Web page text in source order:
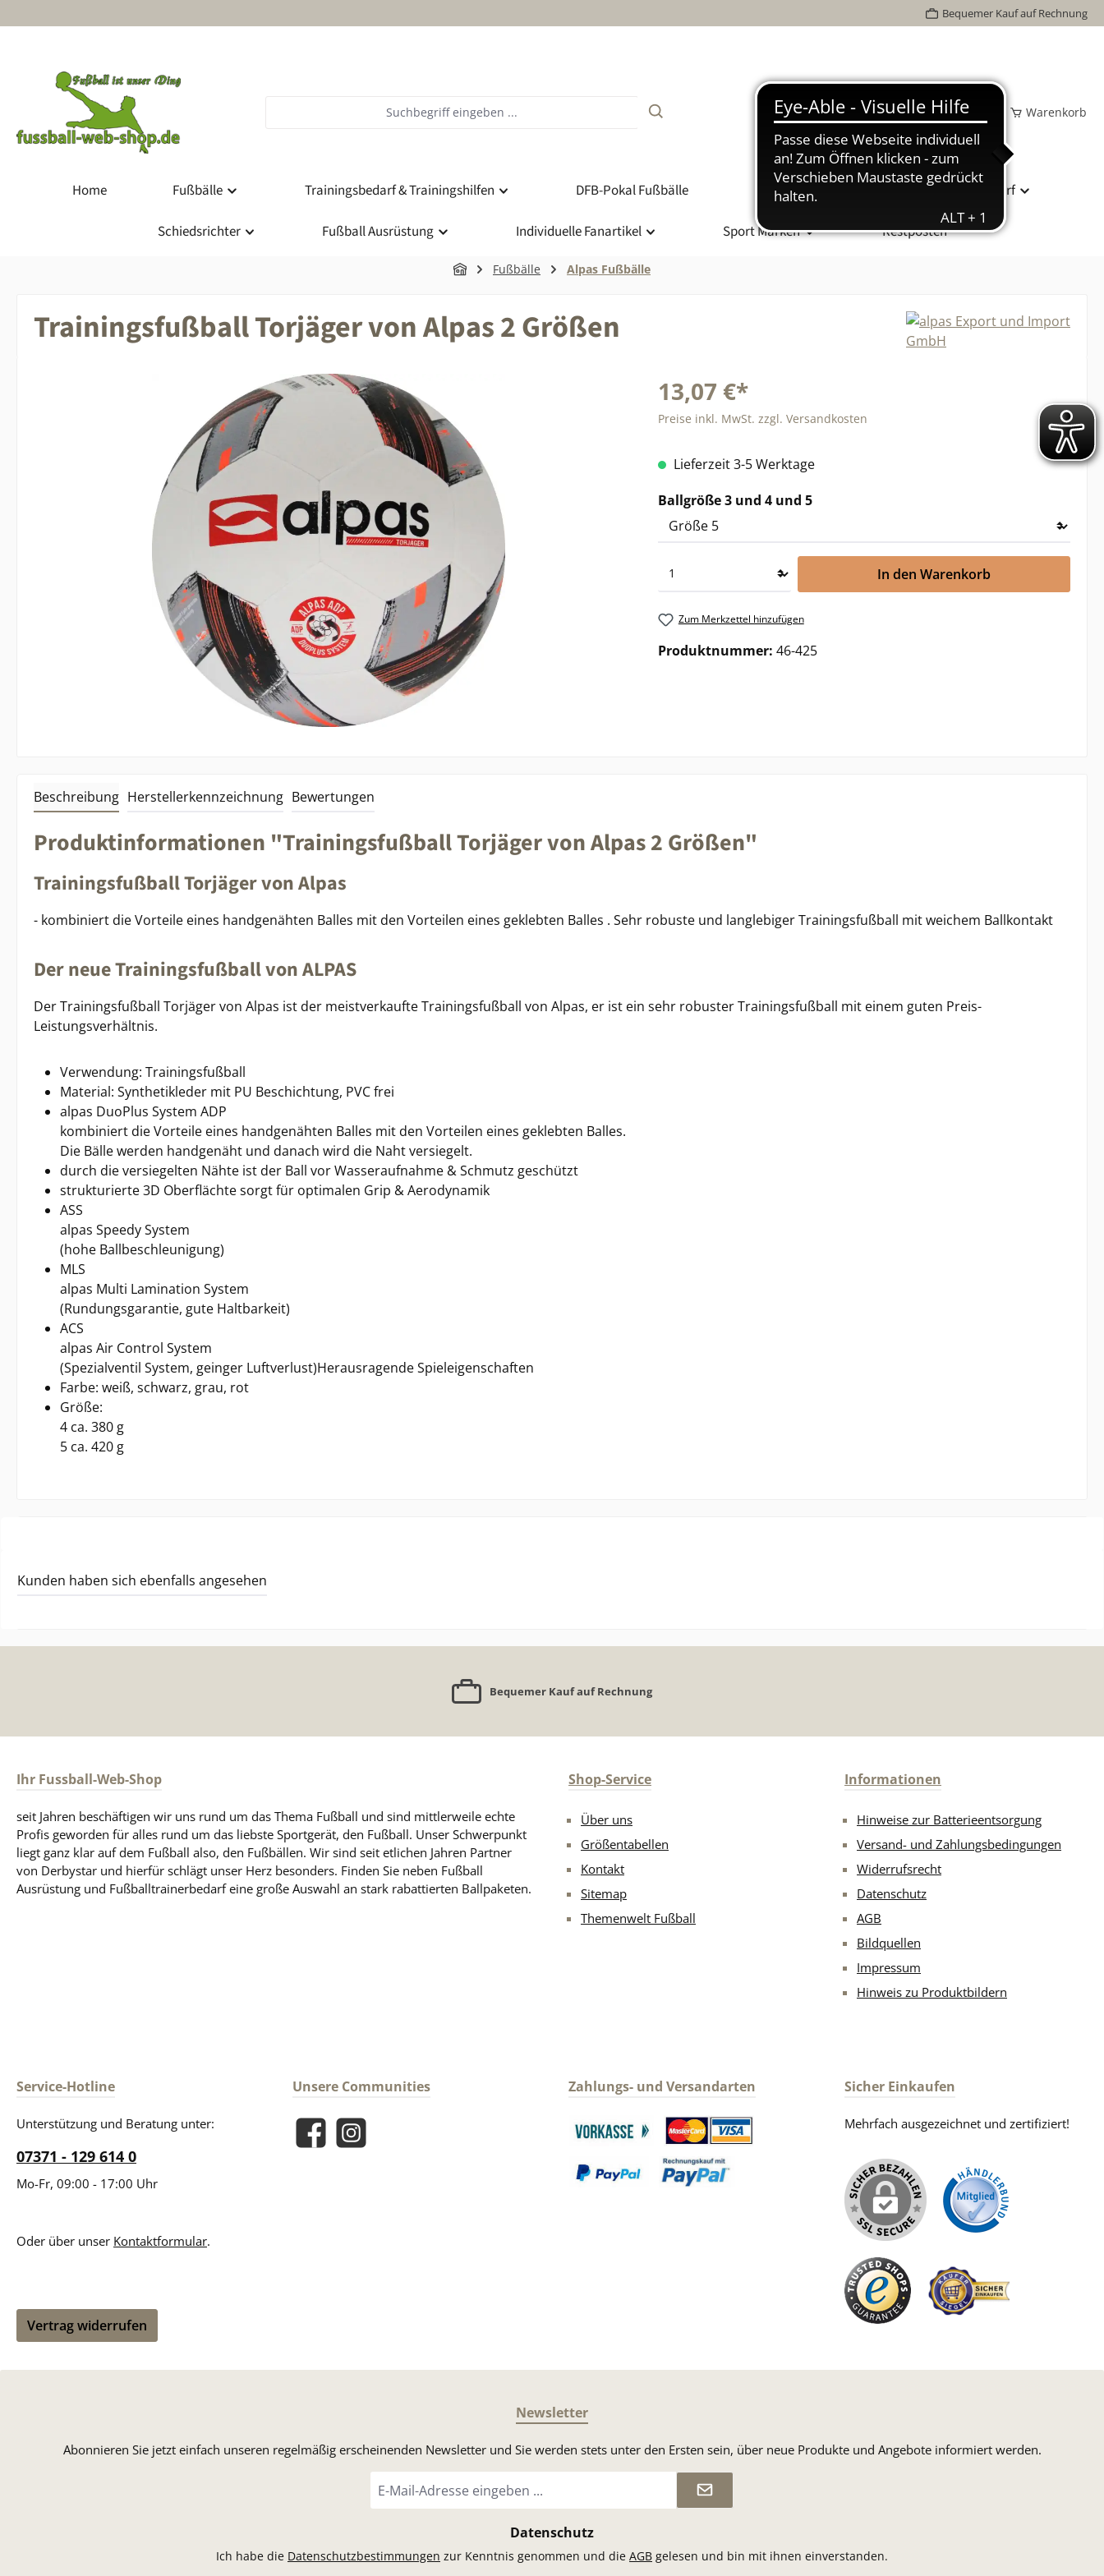
Bequemer Kauf auf Rechnung
Wunschzettel Mein Konto Warenkorb
Home Fußbälle Trainingsbedarf & Trainingshilfen DFB-Pokal Fußbälle Bundesliga Spielball Vereinsbedarf
Schiedsrichter Fußball Ausrüstung Individuelle Fanartikel Sport Marken Restposten
Fußbälle Alpas Fußbälle
Trainingsfußball Torjäger von Alpas 2 Größen
13,07 €*
Preise inkl. MwSt. zzgl. Versandkosten
Lieferzeit 3-5 Werktage
Ballgröße 3 und 4 und 5auswählen
In den Warenkorb
Zum Merkzettel hinzufügen
Produktnummer: 46-425
Beschreibung Herstellerkennzeichnung Bewertungen
Produktinformationen "Trainingsfußball Torjäger von Alpas 2 Größen"
Trainingsfußball Torjäger von Alpas
- kombiniert die Vorteile eines handgenähten Balles mit den Vorteilen eines geklebten Balles . Sehr robuste und langlebiger Trainingsfußball mit weichem Ballkontakt
Der neue Trainingsfußball von ALPAS
Der Trainingsfußball Torjäger von Alpas ist der meistverkaufte Trainingsfußball von Alpas, er ist ein sehr robuster Trainingsfußball mit einem guten Preis-
Leistungsverhältnis.
Verwendung: Trainingsfußball
Material: Synthetikleder mit PU Beschichtung, PVC frei
alpas DuoPlus System ADP
kombiniert die Vorteile eines handgenähten Balles mit den Vorteilen eines geklebten Balles.
Die Bälle werden handgenäht und danach wird die Naht versiegelt.
durch die versiegelten Nähte ist der Ball vor Wasseraufnahme & Schmutz geschützt
strukturierte 3D Oberflächte sorgt für optimalen Grip & Aerodynamik
ASS
alpas Speedy System
(hohe Ballbeschleunigung)
MLS
alpas Multi Lamination System
(Rundungsgarantie, gute Haltbarkeit)
ACS
alpas Air Control System
(Spezialventil System, geinger Luftverlust)Herausragende Spieleigenschaften
Farbe: weiß, schwarz, grau, rot
Größe:
4 ca. 380 g
5 ca. 420 g
Kunden haben sich ebenfalls angesehen
Bequemer Kauf auf Rechnung
Ihr Fussball-Web-Shop
seit Jahren beschäftigen wir uns rund um das Thema Fußball und sind mittlerweile echte
Profis geworden für alles rund um das liebste Sportgerät, den Fußball. Unser Schwerpunkt
liegt ganz klar auf dem Fußball also, den Fußbällen. Wir sind seit etlichen Jahren Partner
von Derbystar und hierfür schlägt unser Herz besonders. Finden Sie neben Fußball
Ausrüstung und Fußballtrainerbedarf eine große Auswahl an stark rabattierten Ballpaketen.
Shop-Service
Über uns
Größentabellen
Kontakt
Sitemap
Themenwelt Fußball
Informationen
Hinweise zur Batterieentsorgung
Versand- und Zahlungsbedingungen
Widerrufsrecht
Datenschutz
AGB
Bildquellen
Impressum
Hinweis zu Produktbildern
Service-Hotline
Unterstützung und Beratung unter:
07371 - 129 614 0
Mo-Fr, 09:00 - 17:00 Uhr
Oder über unser Kontaktformular.
Vertrag widerrufen
Unsere Communities
FacebookInstagram
Zahlungs- und Versandarten
Benutzerdefiniertes Bild 1Benutzerdefiniertes Bild 2
Sicher Einkaufen
Mehrfach ausgezeichnet und zertifiziert!
Newsletter
Abonnieren Sie jetzt einfach unseren regelmäßig erscheinenden Newsletter und Sie werden stets unter den Ersten sein, über neue Produkte und Angebote informiert werden.
Mail-
Adresse
Datenschutz
Ich habe die Datenschutzbestimmungen zur Kenntnis genommen und die AGB gelesen und bin mit ihnen einverstanden.